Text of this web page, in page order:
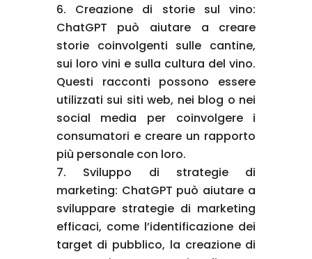
Creazione di storie sul vino:
ChatGPT può aiutare a creare
storie coinvolgenti sulle cantine,
sui loro vini e sulla cultura del vino.
Questi racconti possono essere
utilizzati sui siti web, nei blog o nei
social media per coinvolgere i
consumatori e creare un rapporto
più personale con loro.
Sviluppo di strategie di
marketing: ChatGPT può aiutare a
sviluppare strategie di marketing
efficaci, come l’identificazione dei
target di pubblico, la creazione di